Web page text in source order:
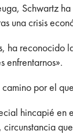
Schwartz
una crisis
ha
enfrentarnos».
por el
hincapié